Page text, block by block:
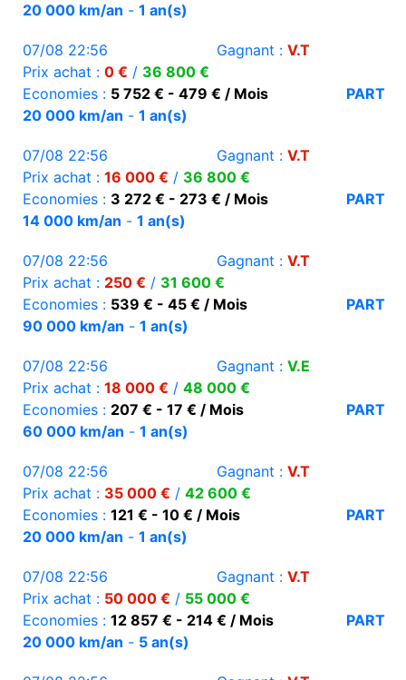
20 000 km/an - 1 an(s)
07/08 22:56 Gagnant : V.T
Prix achat : 0 € / 36 800 €
Economies : 5 752 € - 479 € / Mois
PART
20 000 km/an - 1 an(s)
07/08 22:56 Gagnant : V.T
Prix achat : 16 000 € / 36 800 €
Economies : 3 272 € - 273 € / Mois
PART
14 000 km/an - 1 an(s)
07/08 22:56 Gagnant : V.T
Prix achat : 250 € / 31 600 €
Economies : 539 € - 45 € / Mois
PART
90 000 km/an - 1 an(s)
07/08 22:56 Gagnant : V.E
Prix achat : 18 000 € / 48 000 €
Economies : 207 € - 17 € / Mois
PART
60 000 km/an - 1 an(s)
07/08 22:56 Gagnant : V.T
Prix achat : 35 000 € / 42 600 €
Economies : 121 € - 10 € / Mois
PART
20 000 km/an - 1 an(s)
07/08 22:56 Gagnant : V.T
Prix achat : 50 000 € / 55 000 €
Economies : 12 857 € - 214 € / Mois
PART
20 000 km/an - 5 an(s)